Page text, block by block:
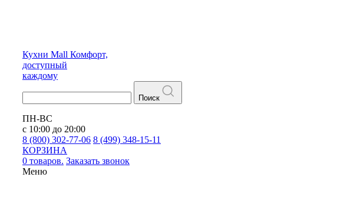
Кухни Mall Комфорт,
доступный
каждому
Поиск
ПН-ВС
с 10:00 до 20:00
8 (800) 302-77-06 8 (499) 348-15-11
КОРЗИНА
0 товаров. Заказать звонок
Меню